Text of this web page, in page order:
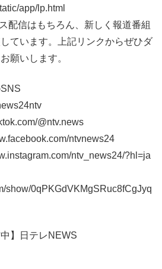
app/lp.html
配信はもちろん、新しく報道番組
ています。上記リンクからぜひダ
願いします。
@ntv.news
ntvnews24
ntv_news24/?hl=ja
show/0qPKGdVKMgSRuc8fCgJyq
】日テレNEWS